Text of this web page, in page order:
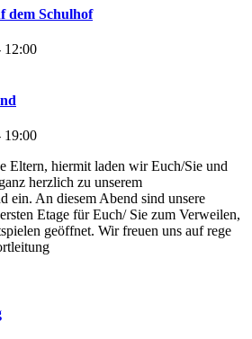
dem Schulhof
12:00
19:00
Eltern, hiermit laden wir Euch/Sie und
herzlich zu unserem
ein. An diesem Abend sind unsere
Etage für Euch/ Sie zum Verweilen,
geöffnet. Wir freuen uns auf rege